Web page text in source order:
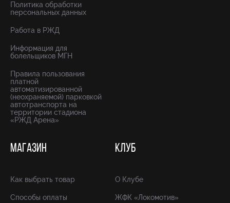
Политика обработки
персональных данных
Работа в РЖД
Информация для
болельщиков МГН
Правила пользования
платной
автоматизированной
(неохраняемой) парковкой
автотранспорта на
территории стадиона
«РЖД Арена»
МАГАЗИН
Как выбрать товар
Способы оплаты
КЛУБ
О Клубе
ЖФК «Локомотив»